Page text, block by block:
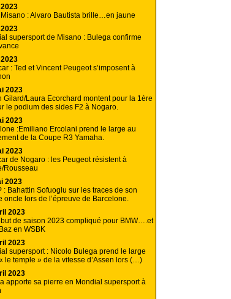
: Alvaro Bautista brille…en jaune
supersport de Misano : Bulega confirme
: Ted et Vincent Peugeot s’imposent à
2023
Gilard/Laura Ecorchard montent pour la 1ère
le podium des sides F2 à Nogaro.
2023
:Emiliano Ercolani prend le large au
de la Coupe R3 Yamaha.
2023
de Nogaro : les Peugeot résistent à
Rousseau
2023
: Bahattin Sofuoglu sur les traces de son
oncle lors de l’épreuve de Barcelone.
2023
de saison 2023 compliqué pour BMW….et
en WSBK
2023
supersport : Nicolo Bulega prend le large
le temple » de la vitesse d’Assen lors (…)
2023
apporte sa pierre en Mondial supersport à